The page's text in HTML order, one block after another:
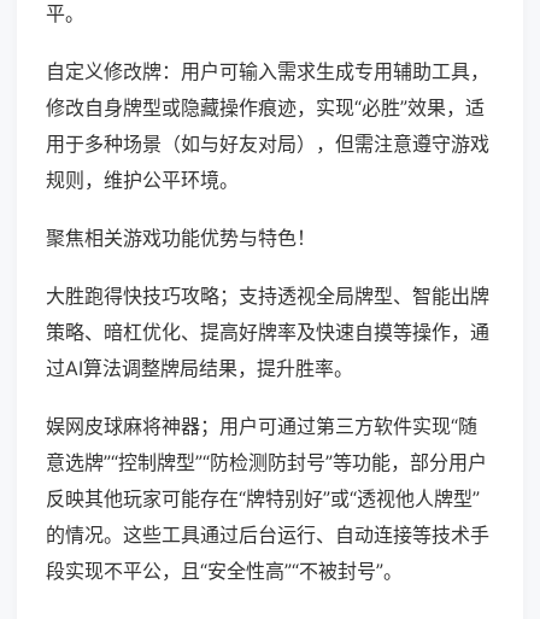
平。
自定义修改牌：用户可输入需求生成专用辅助工具，
修改自身牌型或隐藏操作痕迹，实现“必胜”效果，适
用于多种场景（如与好友对局），但需注意遵守游戏
规则，维护公平环境。
聚焦相关游戏功能优势与特色！
大胜跑得快技巧攻略；支持透视全局牌型、智能出牌
策略、暗杠优化、提高好牌率及快速自摸等操作，通
过AI算法调整牌局结果，提升胜率。
娱网皮球麻将神器；用户可通过第三方软件实现“随
意选牌”“控制牌型”“防检测防封号”等功能，部分用户
反映其他玩家可能存在“牌特别好”或“透视他人牌型”
的情况。这些工具通过后台运行、自动连接等技术手
段实现不平公，且“安全性高”“不被封号”。